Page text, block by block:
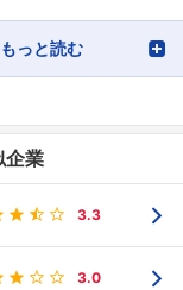
っと読む
企業
3.3
3.0